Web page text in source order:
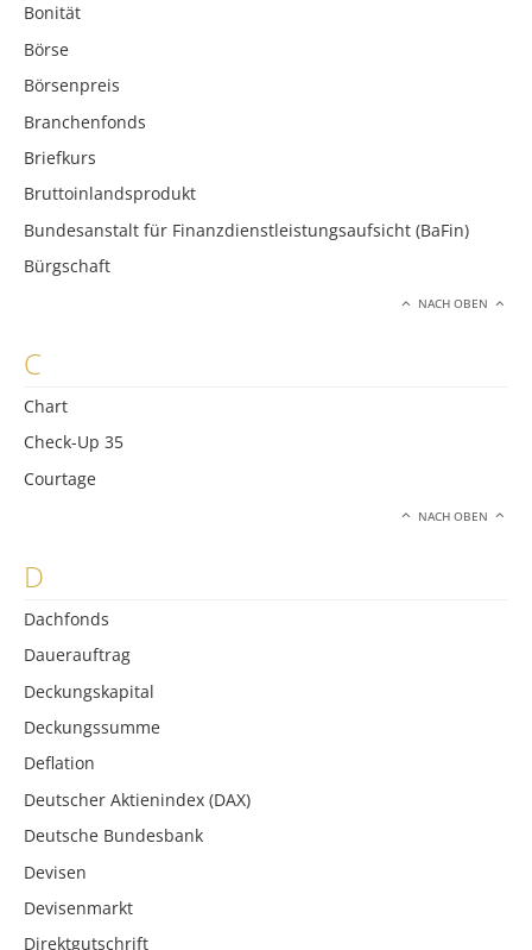
Bonität
Börse
Börsenpreis
Branchenfonds
Briefkurs
Bruttoinlandsprodukt
Bundesanstalt für Finanzdienstleistungsaufsicht (BaFin)
Bürgschaft
NACH OBEN
C
Chart
Check-Up 35
Courtage
NACH OBEN
D
Dachfonds
Dauerauftrag
Deckungskapital
Deckungssumme
Deflation
Deutscher Aktienindex (DAX)
Deutsche Bundesbank
Devisen
Devisenmarkt
Direktgutschrift